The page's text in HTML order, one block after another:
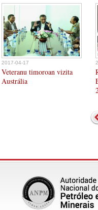
2017-04-17
Veteranu timoroan vizita
Austrália